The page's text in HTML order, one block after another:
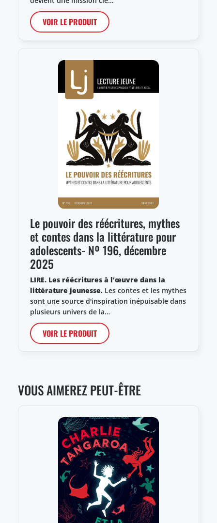
VOIR LE PRODUIT
Le pouvoir des réécritures, mythes
et contes dans la littérature pour
adolescents- Nº 196, décembre
2025
LIRE. Les réécritures à l’œuvre dans la
littérature jeunesse. Les contes et les mythes
sont une source d'inspiration inépuisable dans
plusieurs univers de la…
VOIR LE PRODUIT
VOUS AIMEREZ PEUT-ÊTRE